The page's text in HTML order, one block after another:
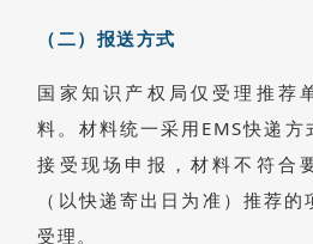
（二）报送方式
国家知识产权局仅受理推荐
料。材料统一采用EMS快递方
接受现场申报，材料不符合
（以快递寄出日为准）推荐的
受理。